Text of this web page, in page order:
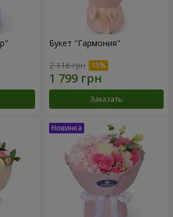
Букет "Гармония"
2 116 грн
Заказать